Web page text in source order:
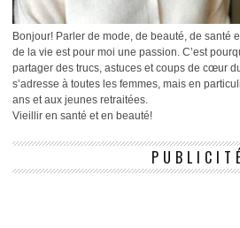
Bonjour! Parler de mode, de beauté, de santé
de la vie est pour moi une passion. C’est
partager des trucs, astuces et coups de cœur
s’adresse à toutes les femmes, mais en
ans et aux jeunes retraitées.
Vieillir en santé et en beauté!
PUBLICITÉ